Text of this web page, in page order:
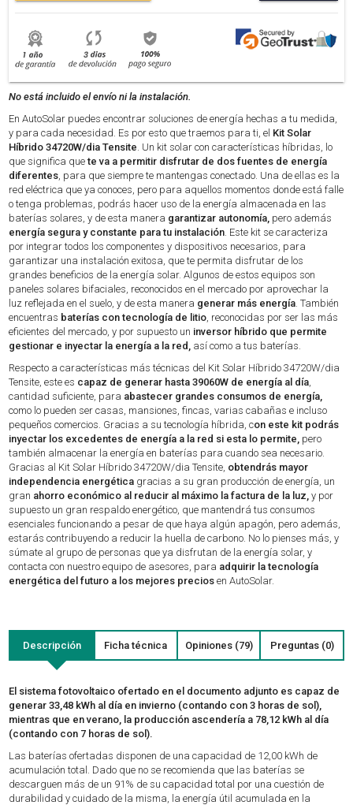
No está incluido el envío ni la instalación.
En AutoSolar puedes encontrar soluciones de energía hechas a tu medida,
y para cada necesidad. Es por esto que traemos para ti, el Kit Solar
Híbrido 34720W/dia Tensite. Un kit solar con características híbridas, lo
que significa quete va a permitir disfrutar de dos fuentes de energía
diferentes, para que siempre te mantengas conectado. Una de ellas es la
red eléctrica que ya conoces, pero para aquellos momentos donde está falle
o tenga problemas, podrás hacer uso de la energía almacenada en las
baterías solares, y de esta manera garantizar autonomía, pero además
energía segura y constante para tu instalación. Este kit se caracteriza
por integrar todos los componentes y dispositivos necesarios, para
garantizar una instalación exitosa, que te permita disfrutar de los
grandes beneficios de la energía solar. Algunos de estos equipos son
paneles solares bifaciales, reconocidos en el mercado por aprovechar la
luz reflejada en el suelo, y de esta manera generar más energía. También
encuentras baterías con tecnología de litio, reconocidas por ser las más
eficientes del mercado, y por supuesto un inversor híbrido que permite
gestionar e inyectar la energía a la red, así como a tus baterías.
Respecto a características más técnicas del Kit Solar Híbrido 34720W/dia
Tensite, este es capaz de generar hasta 39060W de energía al día,
cantidad suficiente, para abastecer grandes consumos de energía,
como lo pueden ser casas, mansiones, fincas, varias cabañas e incluso
pequeños comercios. Gracias a su tecnología híbrida, con este kit podrás
inyectar los excedentes de energía a la red si esta lo permite, pero
también almacenar la energía en baterías para cuando sea necesario.
Gracias al Kit Solar Híbrido 34720W/dia Tensite, obtendrás mayor
independencia energética gracias a su gran producción de energía, un
gran ahorro económico al reducir al máximo la factura de la luz, y por
supuesto un gran respaldo energético, que mantendrá tus consumos
esenciales funcionando a pesar de que haya algún apagón, pero además,
estarás contribuyendo a reducir la huella de carbono. No lo pienses más, y
súmate al grupo de personas que ya disfrutan de la energía solar, y
contacta con nuestro equipo de asesores, para adquirir la tecnología
energética del futuro a los mejores precios en AutoSolar.
Descripción Ficha técnica Opiniones (79) Preguntas (0)
El sistema fotovoltaico ofertado en el documento adjunto es capaz de
generar 33,48 kWh al día en invierno (contando con 3 horas de sol),
mientras que en verano, la producción ascendería a 78,12 kWh al día
(contando con 7 horas de sol).
Las baterías ofertadas disponen de una capacidad de 12,00 kWh de
acumulación total. Dado que no se recomienda que las baterías se
descarguen más de un 91% de su capacidad total por una cuestión de
durabilidad y cuidado de la misma, la energía útil acumulada en la